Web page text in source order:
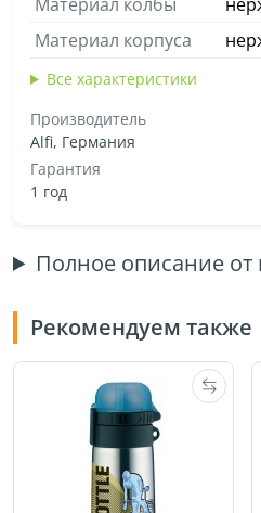
Материал корпуса
Все характеристики
Производитель
Alfi, Германия
Гарантия
1 год
Полное описание от
Рекомендуем также